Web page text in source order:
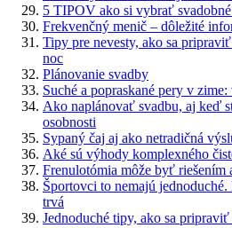
5 TIPOV ako si vybrať
Frekvenčný menič – dôležité
Tipy pre nevesty, ako sa
noc
Plánovanie svadby
Suché a popraskané pery v
Ako naplánovať svadbu, aj keď
osobnosti
Sypaný čaj aj ako netradičná
Aké sú výhody komplexného
Frenulotómia môže byť riešením
Športovci to nemajú
trvá
Jednoduché tipy, ako sa pripraviť